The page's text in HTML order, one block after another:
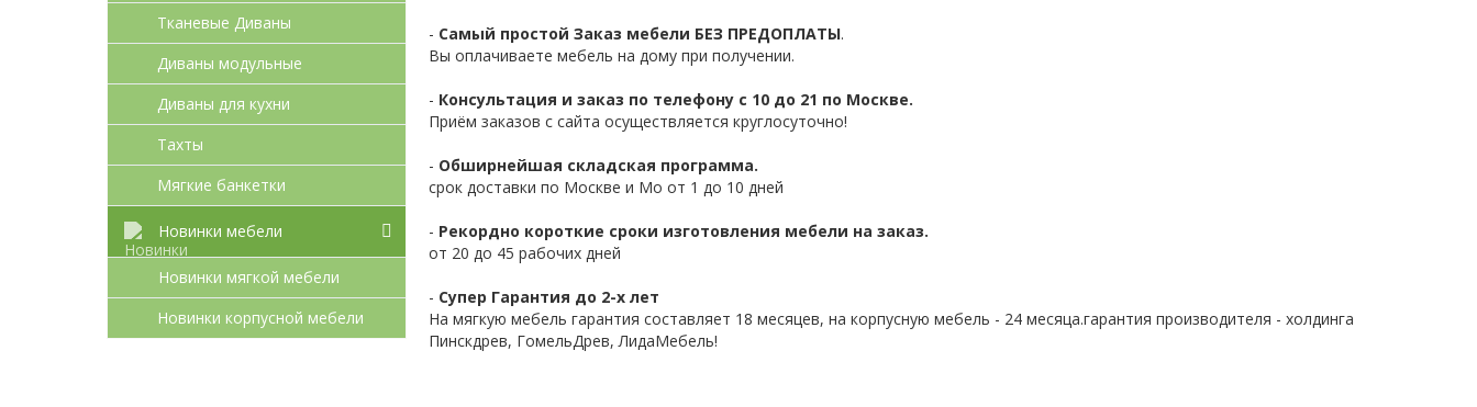
Тканевые Диваны
Диваны модульные
Диваны для кухни
Тахты
Мягкие банкетки
Новинки мебели
Новинки мягкой мебели
Новинки корпусной мебели
- Самый простой Заказ мебели БЕЗ ПРЕДОПЛАТЫ.
Вы оплачиваете мебель на дому при получении.
- Консультация и заказ по телефону с 10 до 21 по Москве.
Приём заказов с сайта осуществляется круглосуточно!
- Обширнейшая складская программа.
срок доставки по Москве и Мо от 1 до 10 дней
- Рекордно короткие сроки изготовления мебели на заказ.
от 20 до 45 рабочих дней
- Супер Гарантия до 2-х лет
На мягкую мебель гарантия составляет 18 месяцев, на корпусную мебель - 24 месяца.гарантия производителя - холдинга
Пинскдрев, ГомельДрев, ЛидаМебель!